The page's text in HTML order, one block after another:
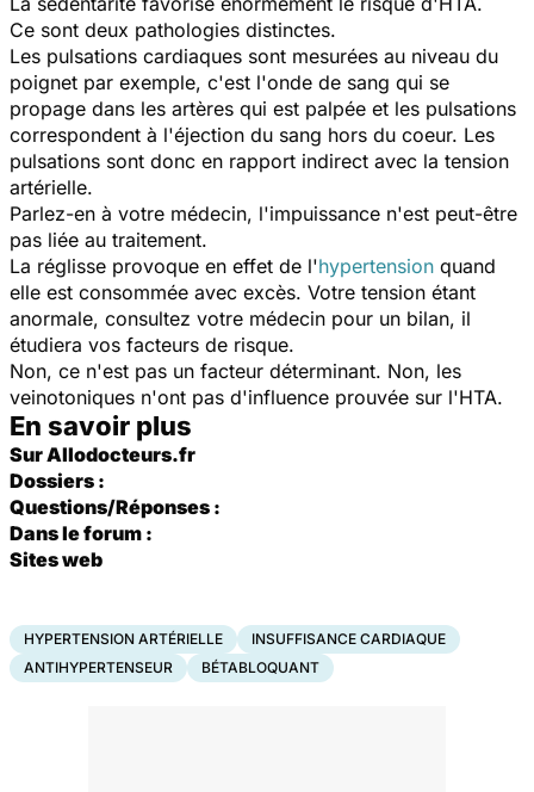
Ce sont deux pathologies distinctes.
Les pulsations cardiaques sont mesurées au niveau du
poignet par exemple, c'est l'onde de sang qui se
propage dans les artères qui est palpée et les pulsations
correspondent à l'éjection du sang hors du coeur. Les
pulsations sont donc en rapport indirect avec la tension
artérielle.
Parlez-en à votre médecin, l'impuissance n'est peut-être
pas liée au traitement.
La réglisse provoque en effet de l'hypertension quand
elle est consommée avec excès. Votre tension étant
anormale, consultez votre médecin pour un bilan, il
étudiera vos facteurs de risque.
Non, ce n'est pas un facteur déterminant. Non, les
veinotoniques n'ont pas d'influence prouvée sur l'HTA.
En savoir plus
Sur Allodocteurs.fr
Dossiers :
Questions/Réponses :
Dans le forum :
Sites web
HYPERTENSION ARTÉRIELLE
INSUFFISANCE CARDIAQUE
ANTIHYPERTENSEUR
BÉTABLOQUANT